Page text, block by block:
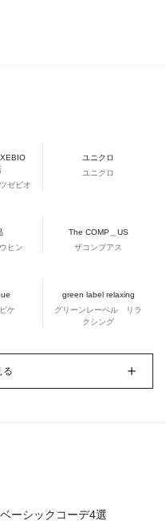
ゼビオ
ユニクロ
ユニクロ
ヒン
The COMP＿US
ザコンプアス
ケ
green label relaxing
グリーンレーベル リラ
クシング
る
ーシックコーデ4選